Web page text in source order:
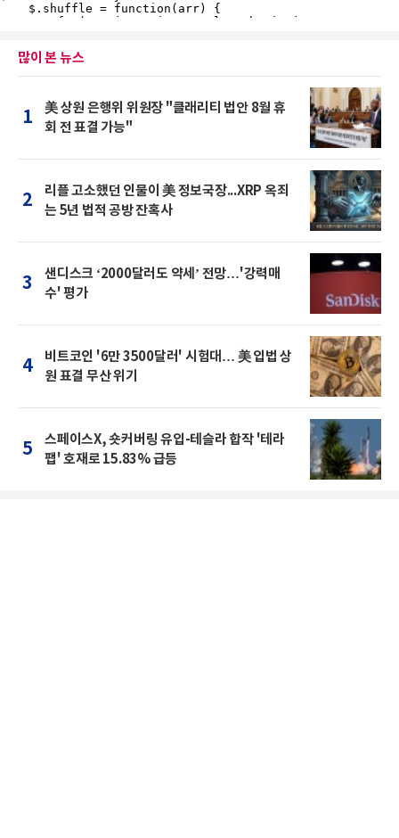
많이 본 뉴스
1
美 상원 은행위 위원장 "클래리티 법안 8월 휴
회 전 표결 가능"
2
리플 고소했던 인물이 美 정보국장...XRP 옥죄
는 5년 법적 공방 잔혹사
3
샌디스크 ‘2000달러도 약세’ 전망…'강력매
수' 평가
4
비트코인 '6만 3500달러' 시험대… 美 입법 상
원 표결 무산 위기
5
스페이스X, 숏커버링 유입-테슬라 합작 '테라
팹' 호재로 15.83% 급등